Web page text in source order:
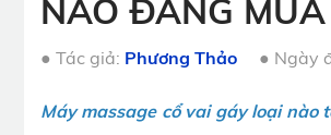
NÀO ĐÁNG MUA
● Tác giả: Phương Thảo ● Ngày
Máy massage cổ vai gáy loại nào